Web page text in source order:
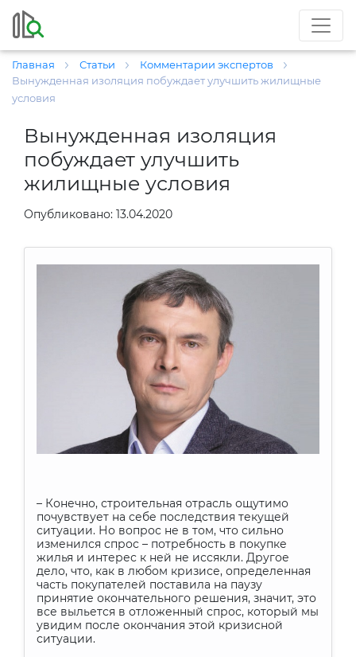
Главная Статьи
Комментарии экспертов
Вынужденная изоляция побуждает улучшить жилищные
условия
Вынужденная изоляция
побуждает улучшить
жилищные условия
Опубликовано: 13.04.2020
– Конечно, строительная отрасль ощутимо
почувствует на себе последствия текущей
ситуации. Но вопрос не в том, что сильно
изменился спрос – потребность в покупке
жилья и интерес к ней не иссякли. Другое
дело, что, как в любом кризисе, определенная
часть покупателей поставила на паузу
принятие окончательного решения, значит, это
все выльется в отложенный спрос, который мы
увидим после окончания этой кризисной
ситуации.